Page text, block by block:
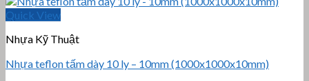
Quick View
Nhựa Kỹ Thuật
Nhựa teflon tấm dày 10 ly – 10mm (1000x1000x10mm)